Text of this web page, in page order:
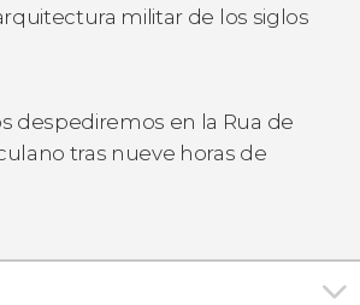
militar de los siglos
despediremos en la Rua de
tras nueve horas de